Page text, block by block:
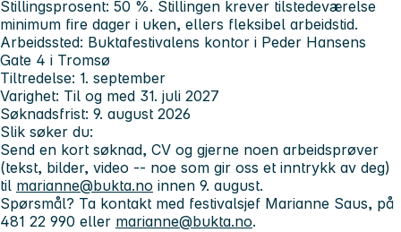
Stillingsprosent: 50 %. Stillingen krever tilstedeværelse
minimum fire dager i uken, ellers fleksibel arbeidstid.
Arbeidssted: Buktafestivalens kontor i Peder Hansens
Gate 4 i Tromsø
Tiltredelse: 1. september
Varighet: Til og med 31. juli 2027
Søknadsfrist: 9. august 2026
Slik søker du:
Send en kort søknad, CV og gjerne noen arbeidsprøver
(tekst, bilder, video -- noe som gir oss et inntrykk av deg)
til marianne@bukta.no innen 9. august.
Spørsmål? Ta kontakt med festivalsjef Marianne Saus, på
481 22 990 eller marianne@bukta.no.